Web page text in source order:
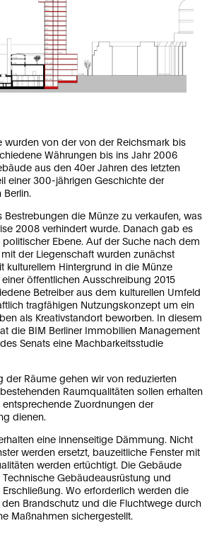
wurden von der von der Reichsmark bis
Währungen bis ins Jahr 2006
aus den 40er Jahren des letzten
einer 300-jährigen Geschichte der
Berlin.
Bestrebungen die Münze zu verkaufen, was
2008 verhindert wurde. Danach gab es
Ebene. Auf der Suche nach dem
der Liegenschaft wurden zunächst
kulturellem Hintergrund in die Münze
öffentlichen Ausschreibung 2015
Betreiber aus dem kulturellen Umfeld
tragfähigen Nutzungskonzept um ein
als Kreativstandort beworben. In diesem
die BIM Berliner Immobilien Management
Senats eine Machbarkeitsstudie
der Räume gehen wir von reduzierten
Raumqualitäten sollen erhalten
Zuordnungen der
dienen.
eine innenseitige Dämmung. Nicht
werden ersetzt, bauzeitliche Fenster mit
werden ertüchtigt. Die Gebäude
Gebäudeausrüstung und
Wo erforderlich werden die
Brandschutz und die Fluchtwege durch
Maßnahmen sichergestellt.